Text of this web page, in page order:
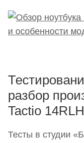
разбор
Tactio 14RLH
Тесты в студии